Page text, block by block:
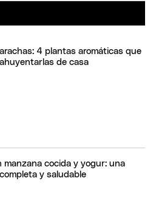
4 plantas aromáticas que
de casa
manzana cocida y yogur: una
y saludable